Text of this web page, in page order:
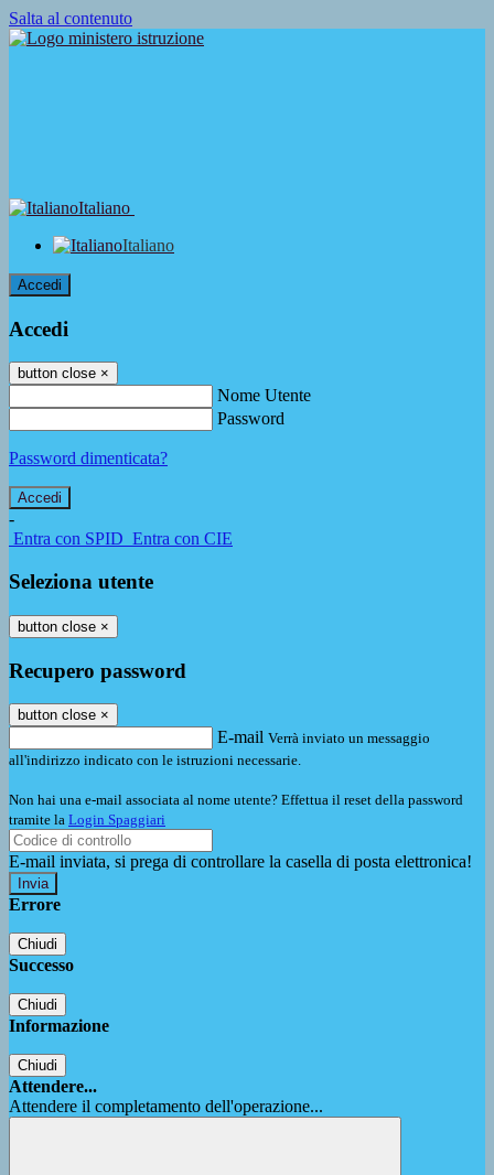
Salta al contenuto
Italiano
Italiano
Accedi
Accedi
button close ×
Nome Utente
Password
Password dimenticata?
-
Entra con SPID Entra con CIE
Seleziona utente
button close ×
Recupero password
button close ×
E-mail Verrà inviato un messaggio
all'indirizzo indicato con le istruzioni necessarie.
Non hai una e-mail associata al nome utente? Effettua il reset della password
tramite la Login Spaggiari
E-mail inviata, si prega di controllare la casella di posta elettronica!
Errore
Chiudi
Successo
Chiudi
Informazione
Chiudi
Attendere...
Attendere il completamento dell'operazione...